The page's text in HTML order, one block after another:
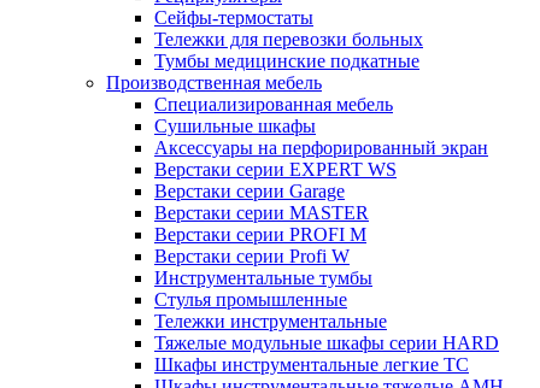
Сейфы-термостаты
Тележки для перевозки больных
Тумбы медицинские подкатные
Производственная мебель
Cпециализированная мебель
Cушильные шкафы
Аксессуары на перфорированный экран
Верстаки серии EXPERT WS
Верстаки серии Garage
Верстаки серии MASTER
Верстаки серии PROFI M
Верстаки серии Profi W
Инструментальные тумбы
Стулья промышленные
Тележки инструментальные
Тяжелые модульные шкафы серии HARD
Шкафы инструментальные легкие ТС